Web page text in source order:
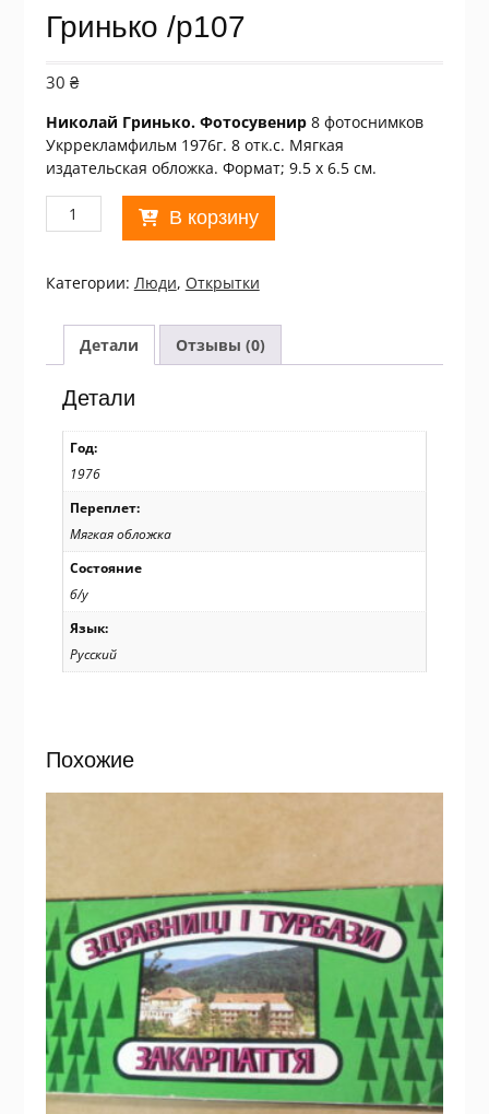
Гринько /p107
30 ₴
Николай Гринько. Фотосувенир8 фотоснимков
Укррекламфильм 1976г. 8 отк.с. Мягкая
издательская обложка. Формат; 9.5 х 6.5 см.
Количество
товара
1976.
Николай
Гринько
/p107
В корзину
Категории: Люди, Открытки
Детали Отзывы (0)
Детали
Год:
1976
Переплет:
Мягкая обложка
Состояние
б/у
Язык:
Русский
Похожие